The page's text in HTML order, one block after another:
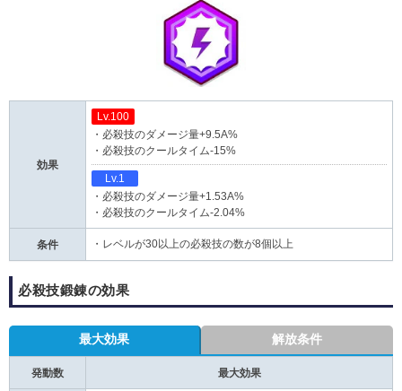
効果
Lv.100
・必殺技のダメージ量+9.5A%
・必殺技のクールタイム-15%
Lv.1
・必殺技のダメージ量+1.53A%
・必殺技のクールタイム-2.04%
条件 ・レベルが30以上の必殺技の数が8個以上
必殺技鍛錬の効果
最大効果 解放条件
発動数 最大効果